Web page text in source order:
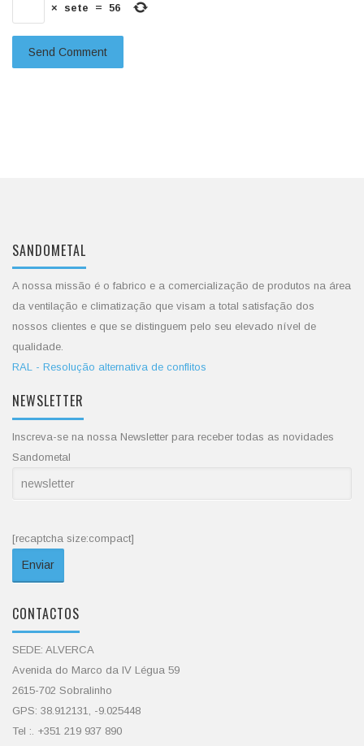
× sete = 56
SANDOMETAL
A nossa missão é o fabrico e a comercialização de produtos na área
da ventilação e climatização que visam a total satisfação dos
nossos clientes e que se distinguem pelo seu elevado nível de
qualidade.
RAL - Resolução alternativa de conflitos
NEWSLETTER
Inscreva-se na nossa Newsletter para receber todas as novidades
Sandometal
[recaptcha size:compact]
CONTACTOS
SEDE: ALVERCA
Avenida do Marco da IV Légua 59
2615-702 Sobralinho
GPS: 38.912131, -9.025448
Tel :. +351 219 937 890